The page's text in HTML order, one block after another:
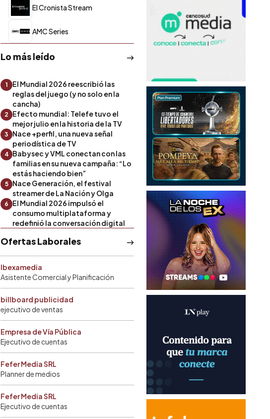
El Cronista Stream
AMC Series
Lo más leído
1
El Mundial 2026 reescribió las
reglas del juego (y no solo en la
cancha)
2
Efecto mundial: Telefe tuvo el
mejor julio en la historia de la TV
3
Nace +perfil, una nueva señal
periodística de TV
4 Babysec y VML conectan con las
familias en su nueva campaña: “Lo
estás haciendo bien”
5
Nace Generación, el festival
streamer de La Nación y Olga
6
El Mundial 2026 impulsó el
consumo multiplataforma y
redefinió la conversación digital
Ofertas Laborales
Ibexamedia
Asistente Comercial y Planificación
billboard publicidad
ejecutivo de ventas
Empresa de Vía Pública
Ejecutivo de cuentas
Fefer Media SRL
Planner de medios
Fefer Media SRL
Ejecutivo de cuentas